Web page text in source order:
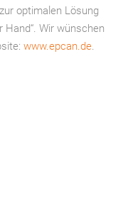
optimalen Lösung
Wir wünschen
www.epcan.de.